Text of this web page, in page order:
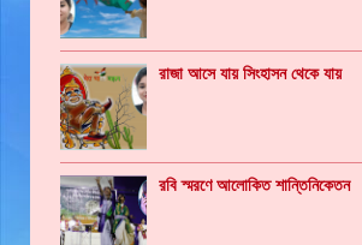
রাজা আসে যায় সিংহাসন থেকে যায়
রবি স্মরণে আলোকিত শান্তিনিকেতন